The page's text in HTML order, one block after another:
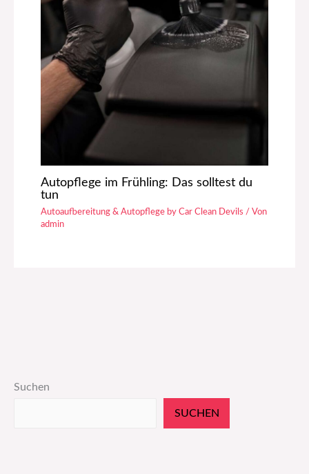
Autopflege im Frühling: Das solltest du
tun
Autoaufbereitung & Autopflege by Car Clean Devils / Von
admin
Suchen
SUCHEN